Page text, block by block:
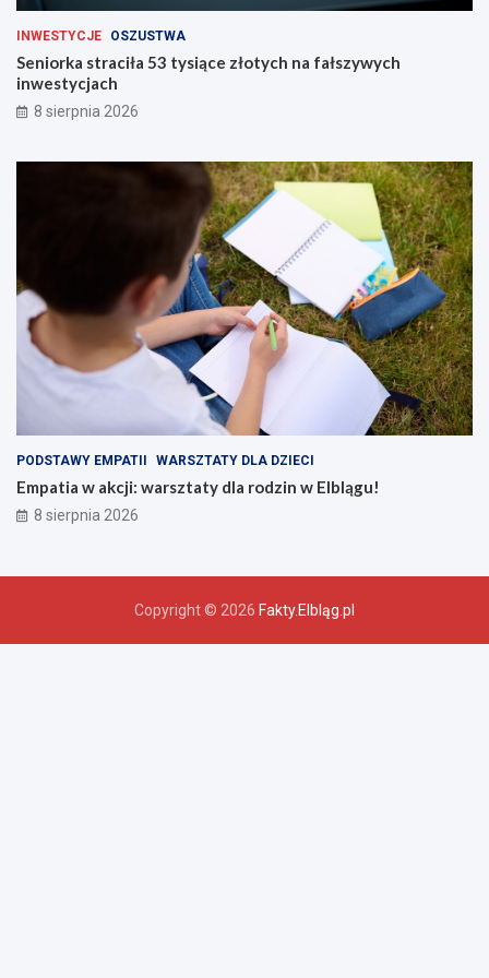
INWESTYCJE OSZUSTWA
Seniorka straciła 53 tysiące złotych na fałszywych
inwestycjach
8 sierpnia 2026
PODSTAWY EMPATII WARSZTATY DLA DZIECI
Empatia w akcji: warsztaty dla rodzin w Elblągu!
8 sierpnia 2026
Copyright © 2026 Fakty.Elbląg.pl